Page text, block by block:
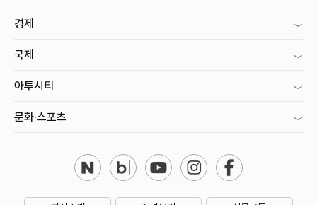
경제
국제
아투시티
문화·스포츠